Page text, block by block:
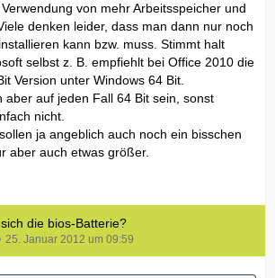
von mehr Arbeitsspeicher und
denken leider, dass man dann nur noch
kann bzw. muss. Stimmt halt
selbst z. B. empfiehlt bei Office 2010 die
Version unter Windows 64 Bit.
aber auf jeden Fall 64 Bit sein, sonst
nicht.
ja angeblich auch noch ein bisschen
aber auch etwas größer.
die bios-Batterie?
25. Januar 2012 um 09:59